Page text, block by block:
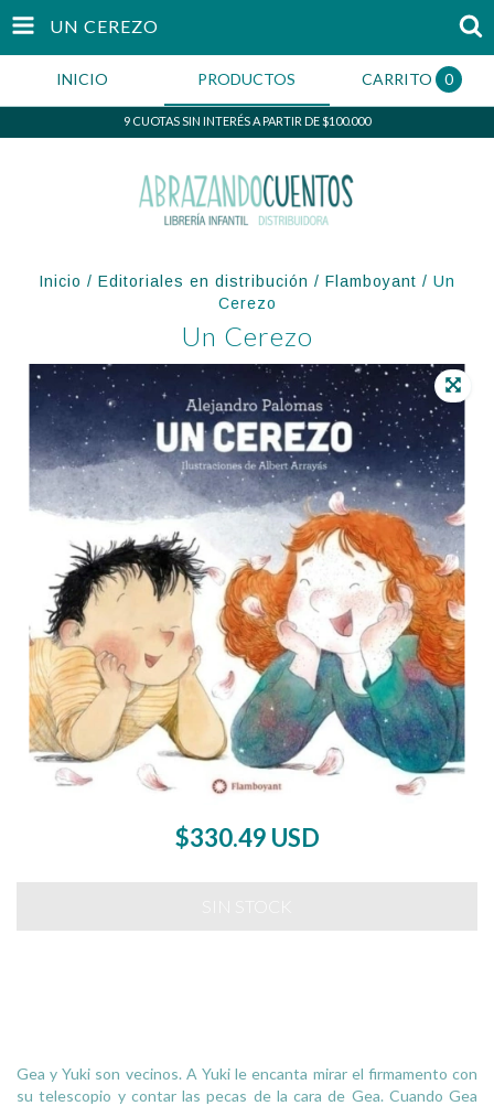
UN CEREZO
INICIO PRODUCTOS CARRITO 0
9 CUOTAS SIN INTERÉS A PARTIR DE $100.000
Inicio / Editoriales en distribución / Flamboyant / Un
Cerezo
Un Cerezo
$330.49 USD
Gea y Yuki son vecinos. A Yuki le encanta mirar el firmamento con
su telescopio y contar las pecas de la cara de Gea. Cuando Gea